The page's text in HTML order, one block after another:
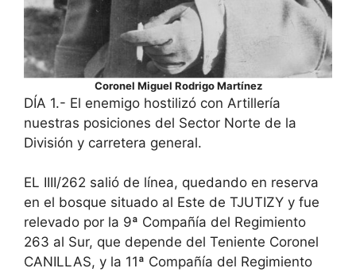
Coronel Miguel Rodrigo Martínez
DÍA 1.- El enemigo hostilizó con Artillería
nuestras posiciones del Sector Norte de la
División y carretera general.
EL IIII/262 salió de línea, quedando en reserva
en el bosque situado al Este de TJUTIZY y fue
relevado por la 9ª Compañía del Regimiento
263 al Sur, que depende del Teniente Coronel
CANILLAS, y la 11ª Compañía del Regimiento